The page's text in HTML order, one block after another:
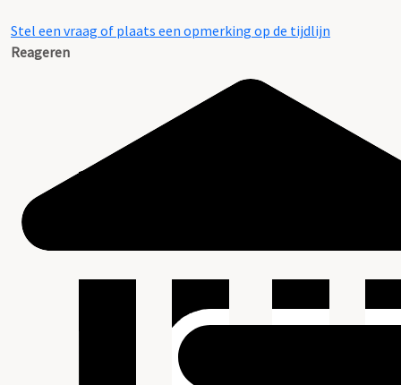
Stel een vraag of plaats een opmerking op de tijdlijn
Reageren